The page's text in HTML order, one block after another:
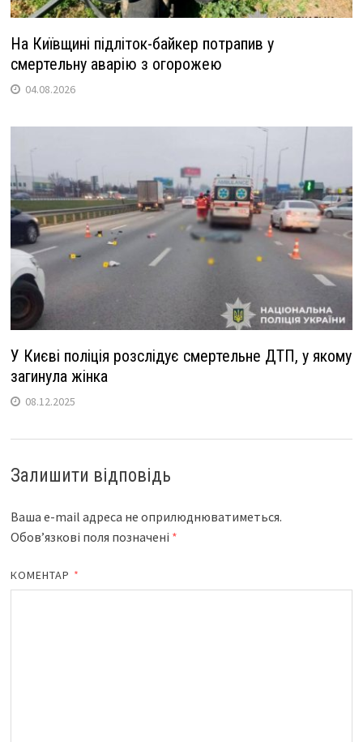
На Київщині підліток-байкер потрапив у
смертельну аварію з огорожею
04.08.2026
У Києві поліція розслідує смертельне ДТП, у якому
загинула жінка
08.12.2025
Залишити відповідь
Ваша e-mail адреса не оприлюднюватиметься.
Обов’язкові поля позначені *
КОМЕНТАР *